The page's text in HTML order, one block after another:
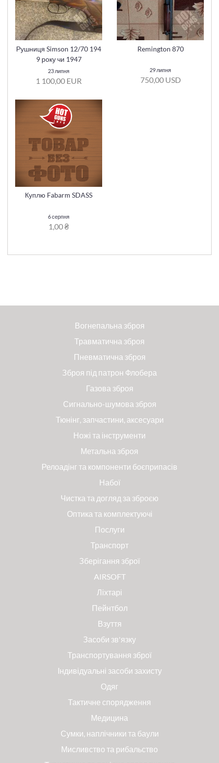
Рушниця Simson 12/70 194
9 року чи 1947
23 липня
1 100,00 EUR
Remington 870
29 липня
750,00 USD
Куплю Fabarm SDASS
6 серпня
1,00 ₴
Вогнепальна зброя
Травматична зброя
Пневматична зброя
Зброя під патрон Флобера
Газова зброя
Сигнально-шумова зброя
Тюнінг, запчастини, аксесуари
Ножі та інструменти
Метальна зброя
Релоадінг та компоненти боєприпасів
Набої
Чистка та догляд за зброєю
Оптика та комплектуючі
Послуги
Транспорт
Зберігання зброї
AIRSOFT
Ліхтарі
Пейнтбол
Взуття
Засоби зв'язку
Транспортування зброї
Індивідуальні засоби захисту
Одяг
Тактичне спорядження
Медицина
Сумки, наплічники та баули
Мисливство та рибальство